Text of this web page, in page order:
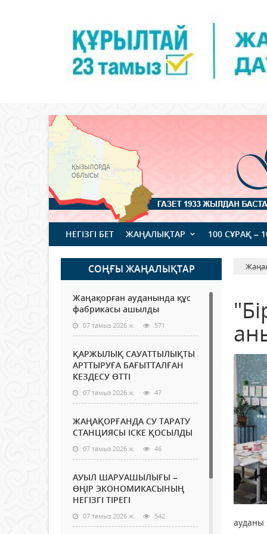
НЕГІЗГІ БЕТ ЖАҢАЛЫҚТАР 100 СҰРАҚ –
СОҢҒЫ ЖАҢАЛЫҚТАР
Жаңақорған ауданында құс
фабрикасы ашылды
07 тамыз 2026 ж. 571
ҚАРЖЫЛЫҚ САУАТТЫЛЫҚТЫ
АРТТЫРУҒА БАҒЫТТАЛҒАН
КЕЗДЕСУ ӨТТІ
07 тамыз 2026 ж. 47
ЖАҢАҚОРҒАНДА СУ ТАРАТУ
СТАНЦИЯСЫ ІСКЕ ҚОСЫЛДЫ
07 тамыз 2026 ж. 46
АУЫЛ ШАРУАШЫЛЫҒЫ –
ӨҢІР ЭКОНОМИКАСЫНЫҢ
НЕГІЗГІ ТІРЕГІ
07 тамыз 2026 ж. 542
ауданы